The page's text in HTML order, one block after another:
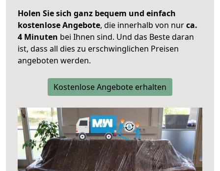
Holen Sie sich ganz bequem und einfach
kostenlose Angebote, die innerhalb von nurca.
4 Minuten bei Ihnen sind. Und das Beste daran
ist, dass all dies zu erschwinglichen Preisen
angeboten werden.
Kostenlose Angebote erhalten